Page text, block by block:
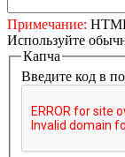
Примечание:
Используйте
Капча
Введите код в